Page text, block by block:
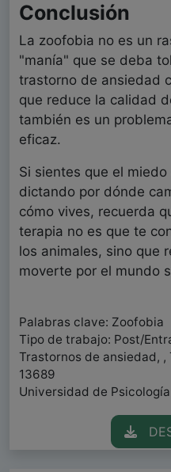
Conclusión
La zoofobia no es un
"manía" que se deba
trastorno de ansiedad
que reduce la calidad
también es un
eficaz.
Si sientes que el
dictando por dónde
cómo vives, recuerda
terapia no es que te
los animales, sino que
moverte por el mundo
Palabras clave: Zoofobia
Tipo de trabajo: Post/
Trastornos de ansiedad,
13689
Universidad de